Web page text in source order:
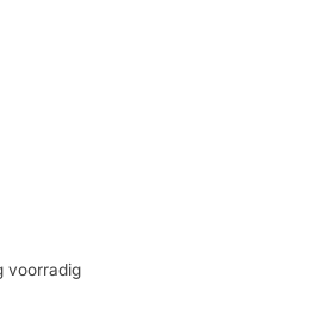
voorradig